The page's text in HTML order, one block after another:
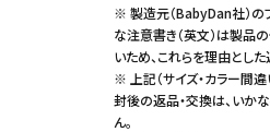
※ 製造元（BabyDan社）の
な注意書き（英文）は製品
いため、これらを理由とし
※ 上記（サイズ・カラー間
封後の返品・交換は、いか
ん。